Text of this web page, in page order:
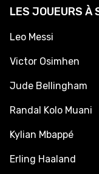
LES JOUEURS À
Leo Messi
Victor Osimhen
Jude Bellingham
Randal Kolo Muani
Kylian Mbappé
Erling Haaland